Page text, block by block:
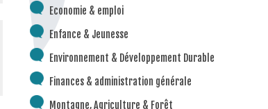
Economie & emploi
Enfance & Jeunesse
Environnement & Développement Durable
Finances & administration générale
Montagne, Agriculture & Forêt